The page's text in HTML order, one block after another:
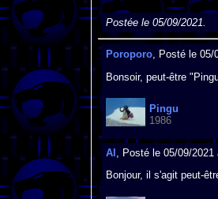
Postée le 05/09/2021.
Poroporo, Posté le 05/
Bonsoir, peut-être
Pingu
1986
Al , Posté le 05/09/2021
Bonjour, il s'agit peut-